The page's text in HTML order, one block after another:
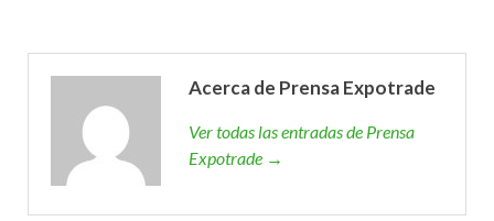
Acerca de Prensa Expotrade
Ver todas las entradas de Prensa
Expotrade →